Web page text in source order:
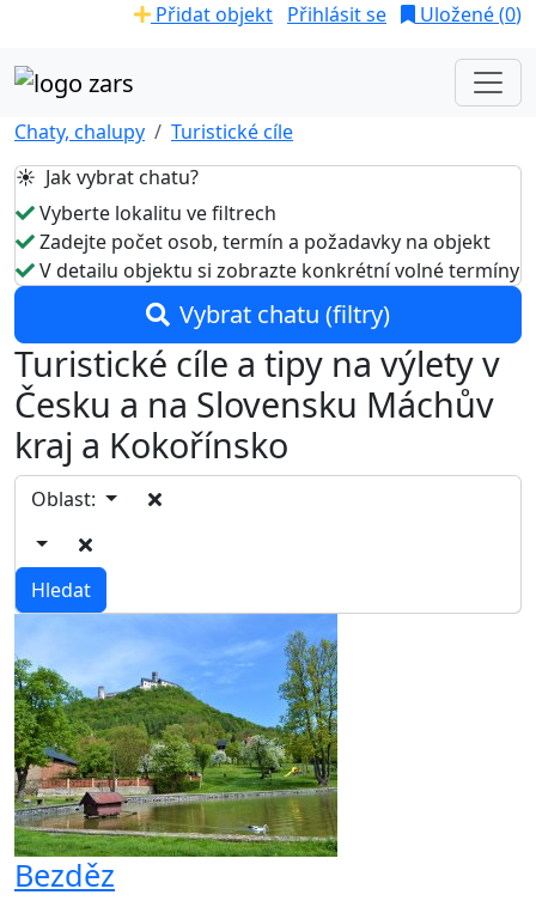
Přidat objekt Přihlásit se Uložené (0)
Chaty, chalupy
Turistické cíle
☀️ Jak vybrat chatu?
Vyberte lokalitu ve filtrech
Zadejte počet osob, termín a požadavky na objekt
V detailu objektu si zobrazte konkrétní volné termíny
Vybrat chatu (filtry)
Turistické cíle a tipy na výlety v
Česku a na Slovensku Máchův
kraj a Kokořínsko
Oblast:
Bezděz